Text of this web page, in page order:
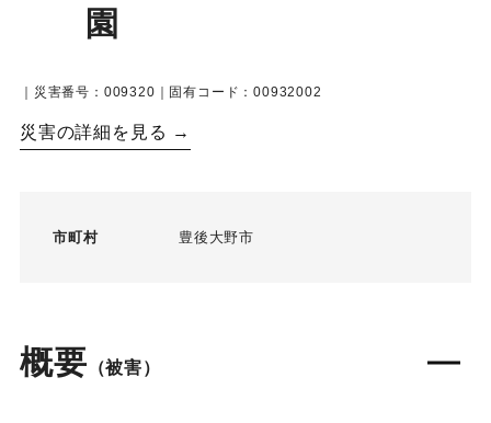
園
｜災害番号：009320｜固有コード：00932002
災害の詳細を見る →
市町村 豊後大野市
概要 （被害）